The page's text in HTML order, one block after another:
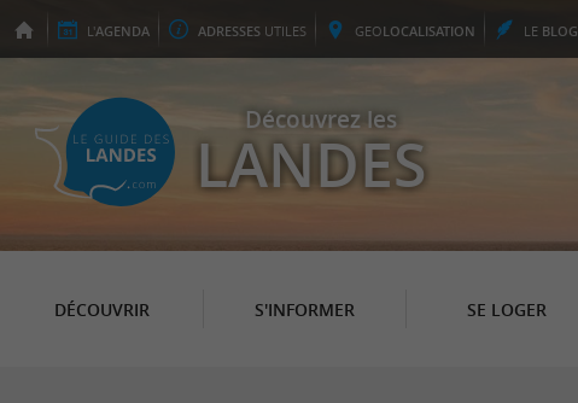
L'AGENDA ADRESSES UTILES GEOLOCALISATION LE BLOG
Découvrez les
LANDES
DÉCOUVRIR S'INFORMER SE LOGER